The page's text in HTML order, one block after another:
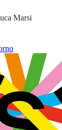
Marsi